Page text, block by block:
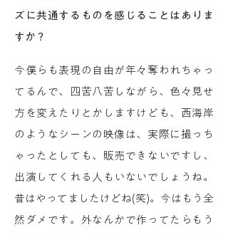
ズに共通するものを感じることはありま
すか？
今僕らも表現の自由が年々奪われちゃっ
てるんで、四苦八苦しながら、色々見せ
方を変えたりとかしますけども、西海岸
のようなシーンの映像は、実際に撮っち
ゃったとしても、販売できないですし、
出演してくれる人もいないでしょうね。
昔はやってましたけどね(笑)。今はもう全
然ダメです。外なんかで作ってたらもう